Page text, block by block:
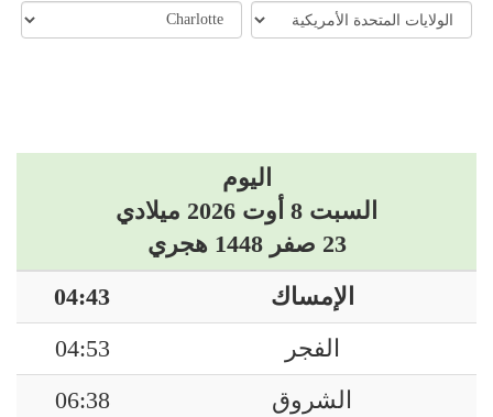
اليوم
السبت 8 أوت 2026 ميلادي
23 صفر 1448 هجري
الإمساك
04:43
الفجر
04:53
الشروق
06:38